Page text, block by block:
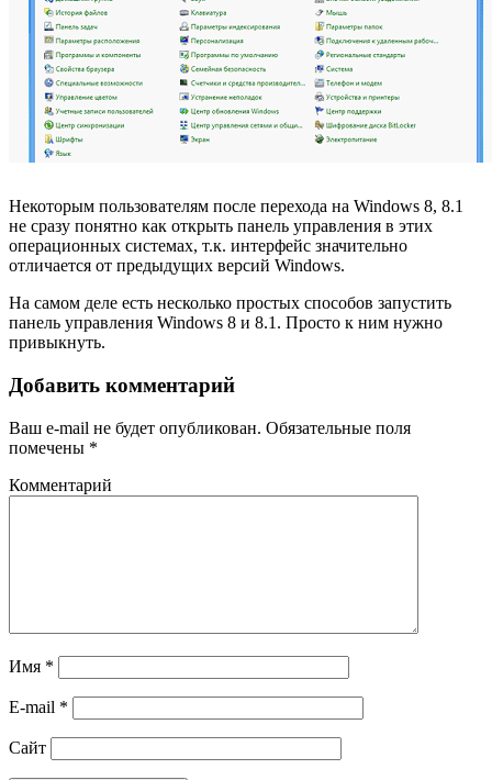
Некоторым пользователям после перехода на Windows 8, 8.1
не сразу понятно как открыть панель управления в этих
операционных системах, т.к. интерфейс значительно
отличается от предыдущих версий Windows.
На самом деле есть несколько простых способов запустить
панель управления Windows 8 и 8.1. Просто к ним нужно
привыкнуть.
Добавить комментарий
Ваш e-mail не будет опубликован. Обязательные поля
помечены *
Комментарий
Имя *
E-mail *
Сайт